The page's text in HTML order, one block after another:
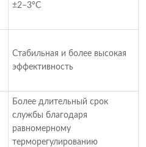
±2–3°C
Стабильная и более высокая
эффективность
Более длительный срок
службы благодаря
равномерному
терморегулированию